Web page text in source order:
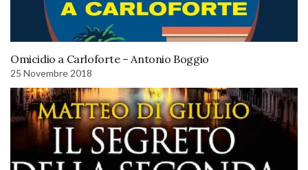
Omicidio a Carloforte – Antonio Boggio
25 Novembre 2018